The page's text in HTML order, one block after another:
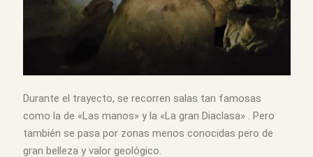
Durante el trayecto, se recorren salas tan famosas
como la de «Las manos» y la «La gran Diaclasa» . Pero
también se pasa por zonas menos conocidas pero de
gran belleza y valor geológico.